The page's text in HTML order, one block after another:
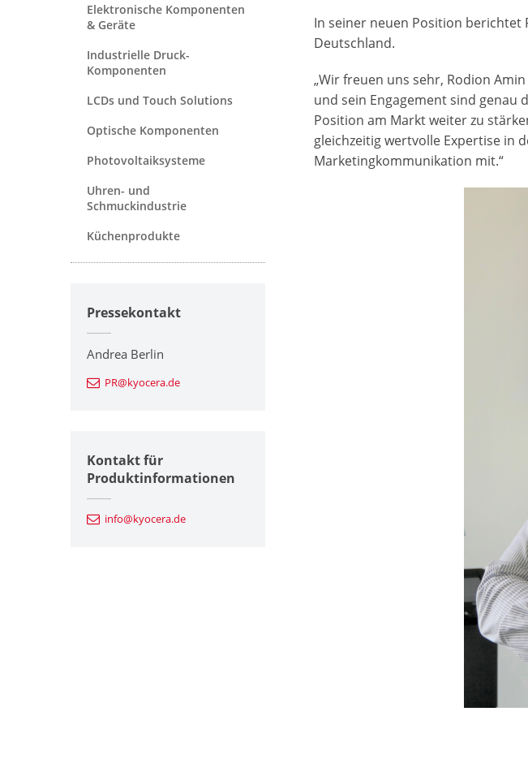
In seiner neuen Position berichtet
Deutschland.
„Wir freuen uns sehr, Rodion
und sein Engagement sind genau
Position am Markt weiter zu
gleichzeitig wertvolle Expertise in
Marketingkommunikation mit.“
Elektronische Komponenten
& Geräte
Industrielle Druck-
Komponenten
LCDs und Touch Solutions
Optische Komponenten
Photovoltaiksysteme
Uhren- und
Schmuckindustrie
Küchenprodukte
Pressekontakt
Andrea Berlin
PR@kyocera.de
Kontakt für
Produktinformationen
info@kyocera.de